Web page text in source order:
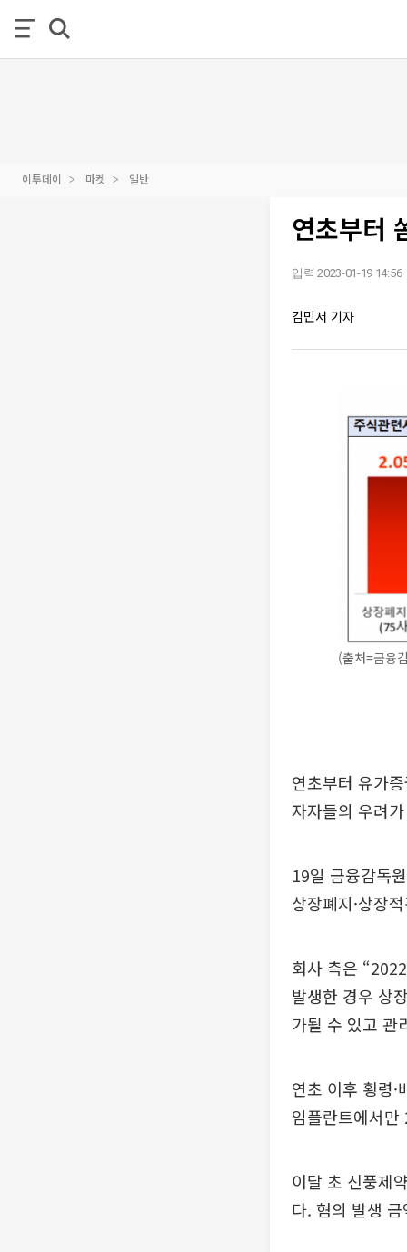
이투데이 마켓 일반
연초부터
입력 2023-01-19 14:56
김민서 기자
(출처=금융
연초부터 유가
자자들의 우려
19일 금융감독
상장폐지·상장
회사 측은
발생한 경우 상
가될 수 있고 관
연초 이후 횡령
임플란트에서
이달 초 신풍제
다. 혐의 발생